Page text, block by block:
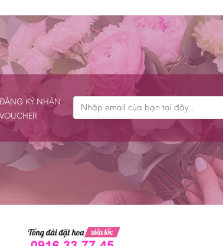
ĐĂNG KÝ NHẬN
VOUCHER